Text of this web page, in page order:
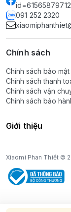
091 252 2320
Chính sách
Chính sách bảo
Chính sách thanh
Chính sách vận
Chính sách bảo
Giới thiệu
Xiaomi Phan Thiết ©